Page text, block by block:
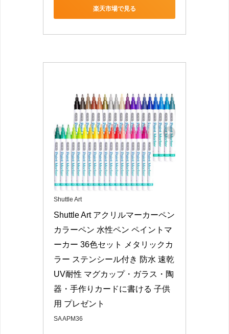
楽天市場で見る
Shuttle Art
Shuttle Art アクリルマーカーペン
カラーペン 水性ペン ペイントマ
ーカー 36色セット メタリックカ
ラー ステンシール付き 防水 速乾
UV耐性 マグカップ・ガラス・陶
器・手作りカードに書ける 子供
用 プレゼント
SA APM36